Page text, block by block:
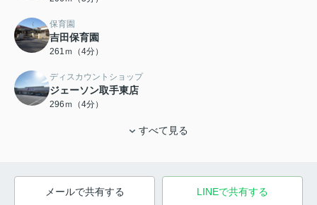
保育園
吉田保育園
261ｍ（4分）
ディスカウントショップ
ジェーソン取手東店
296ｍ（4分）
すべて見る
メールで共有する LINEで共有する